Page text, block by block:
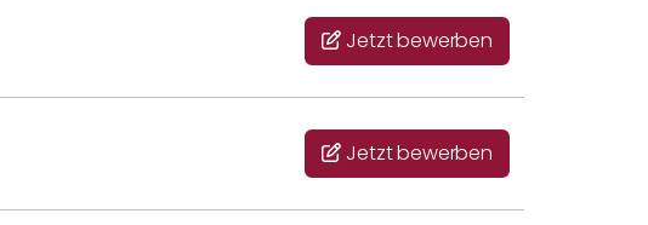
Jetzt bewerben
Jetzt bewerben